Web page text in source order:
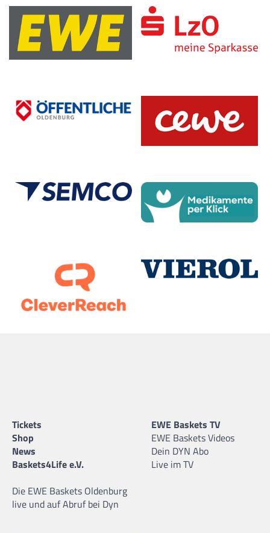
Tickets
Shop
News
Baskets4Life e.V.
Die EWE Baskets Oldenburg
live und auf Abruf bei Dyn
EWE Baskets TV
EWE Baskets Videos
Dein DYN Abo
Live im TV